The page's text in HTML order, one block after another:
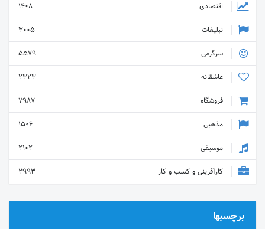
اقتصادی
1408
تبلیغات
3005
سرگرمی
5579
عاشقانه
2323
فروشگاه
7987
مذهبی
1506
موسیقی
2102
کارآفرینی و کسب و کار
2993
برچسبها